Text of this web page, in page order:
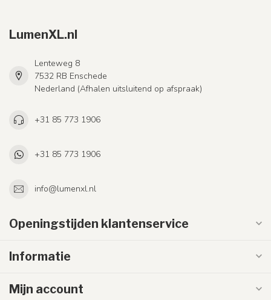
LumenXL.nl
Lenteweg 8
7532 RB Enschede
Nederland (Afhalen uitsluitend op afspraak)
+31 85 773 1906
+31 85 773 1906
info@lumenxl.nl
Openingstijden klantenservice
Informatie
Mijn account